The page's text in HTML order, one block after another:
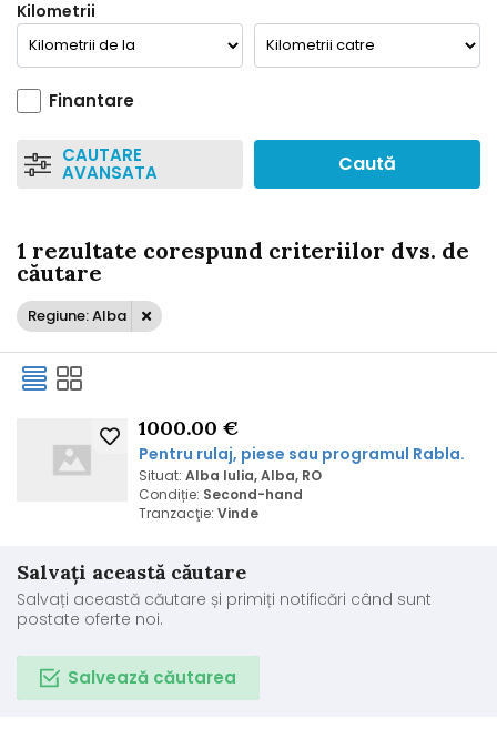
Kilometrii
Finantare
CAUTARE
AVANSATA Caută
1 rezultate corespund criteriilor dvs. de
căutare
Regiune: Alba
1000.00 €
Pentru rulaj, piese sau programul Rabla.
Situat: Alba Iulia, Alba, RO
Condiție: Second-hand
Tranzacţie: Vinde
Salvați această căutare
Salvați această căutare și primiți notificări când sunt
postate oferte noi.
Salvează căutarea